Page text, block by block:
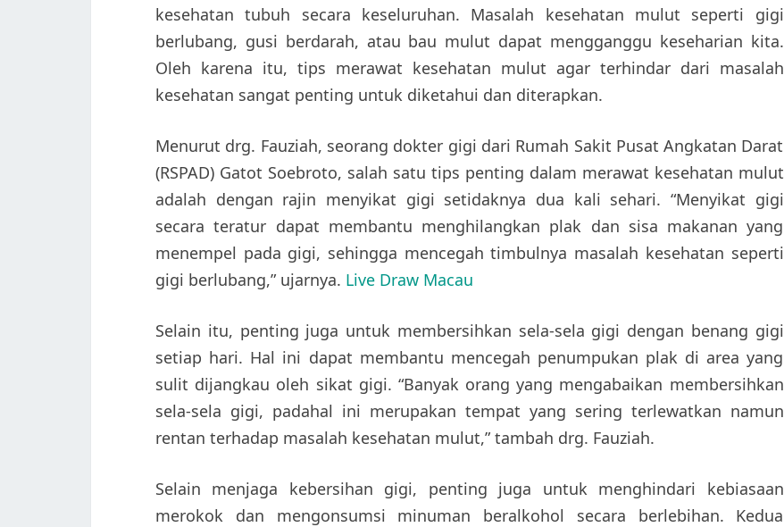
kesehatan tubuh secara keseluruhan. Masalah kesehatan mulut seperti gigi
berlubang, gusi berdarah, atau bau mulut dapat mengganggu keseharian kita.
Oleh karena itu, tips merawat kesehatan mulut agar terhindar dari masalah
kesehatan sangat penting untuk diketahui dan diterapkan.
Menurut drg. Fauziah, seorang dokter gigi dari Rumah Sakit Pusat Angkatan Darat
(RSPAD) Gatot Soebroto, salah satu tips penting dalam merawat kesehatan mulut
adalah dengan rajin menyikat gigi setidaknya dua kali sehari. “Menyikat gigi
secara teratur dapat membantu menghilangkan plak dan sisa makanan yang
menempel pada gigi, sehingga mencegah timbulnya masalah kesehatan seperti
gigi berlubang,” ujarnya. Live Draw Macau
Selain itu, penting juga untuk membersihkan sela-sela gigi dengan benang gigi
setiap hari. Hal ini dapat membantu mencegah penumpukan plak di area yang
sulit dijangkau oleh sikat gigi. “Banyak orang yang mengabaikan membersihkan
sela-sela gigi, padahal ini merupakan tempat yang sering terlewatkan namun
rentan terhadap masalah kesehatan mulut,” tambah drg. Fauziah.
Selain menjaga kebersihan gigi, penting juga untuk menghindari kebiasaan
merokok dan mengonsumsi minuman beralkohol secara berlebihan. Kedua